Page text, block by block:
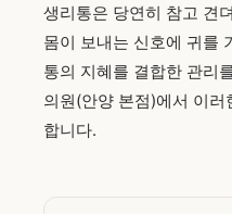
생리통은 당연히 참고 견
몸이 보내는 신호에 귀를
통의 지혜를 결합한 관리
의원(안양 본점)에서 이
합니다.